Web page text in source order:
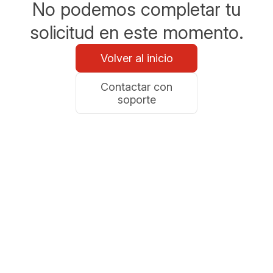
No podemos completar tu
solicitud en este momento.
Volver al inicio
Contactar con
soporte